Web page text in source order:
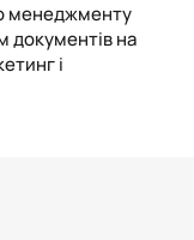
менеджменту
документів на
і